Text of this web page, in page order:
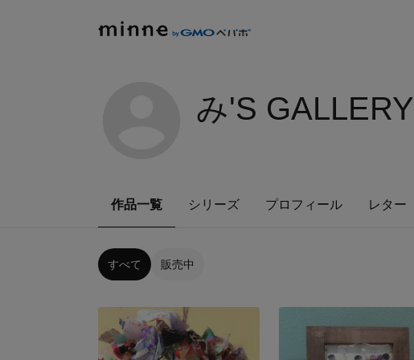
み'S GALLERY
作品一覧 シリーズ プロフィール レター
すべて 販売中